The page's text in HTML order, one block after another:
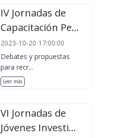
IV Jornadas de
Capacitación Pe...
2023-10-20 17:00:00
Debates y propuestas
para recr...
Leer más
VI Jornadas de
Jóvenes Investi...